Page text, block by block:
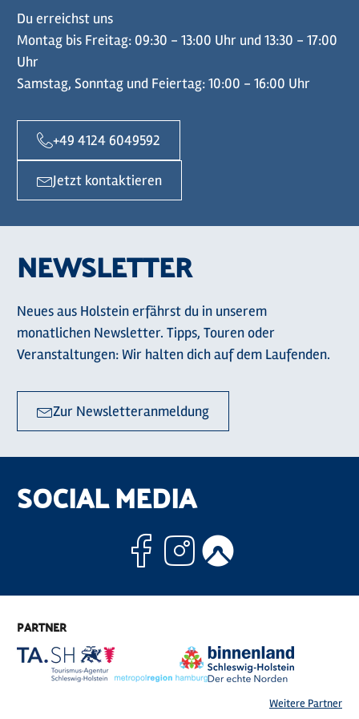
Du erreichst uns
Montag bis Freitag: 09:30 - 13:00 Uhr und 13:30 - 17:00
Uhr
Samstag, Sonntag und Feiertag: 10:00 - 16:00 Uhr
+49 4124 6049592
Jetzt kontaktieren
NEWSLETTER
Neues aus Holstein erfährst du in unserem
monatlichen Newsletter. Tipps, Touren oder
Veranstaltungen: Wir halten dich auf dem Laufenden.
Zur Newsletteranmeldung
SOCIAL MEDIA
Facebook
Instagram
PARTNER
Weitere Partner